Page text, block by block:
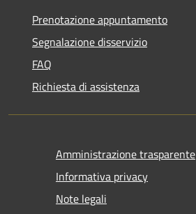
Prenotazione appuntamento
Segnalazione disservizio
FAQ
Richiesta di assistenza
Amministrazione trasparente
Informativa privacy
Note legali